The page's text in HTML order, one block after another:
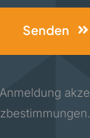
Senden